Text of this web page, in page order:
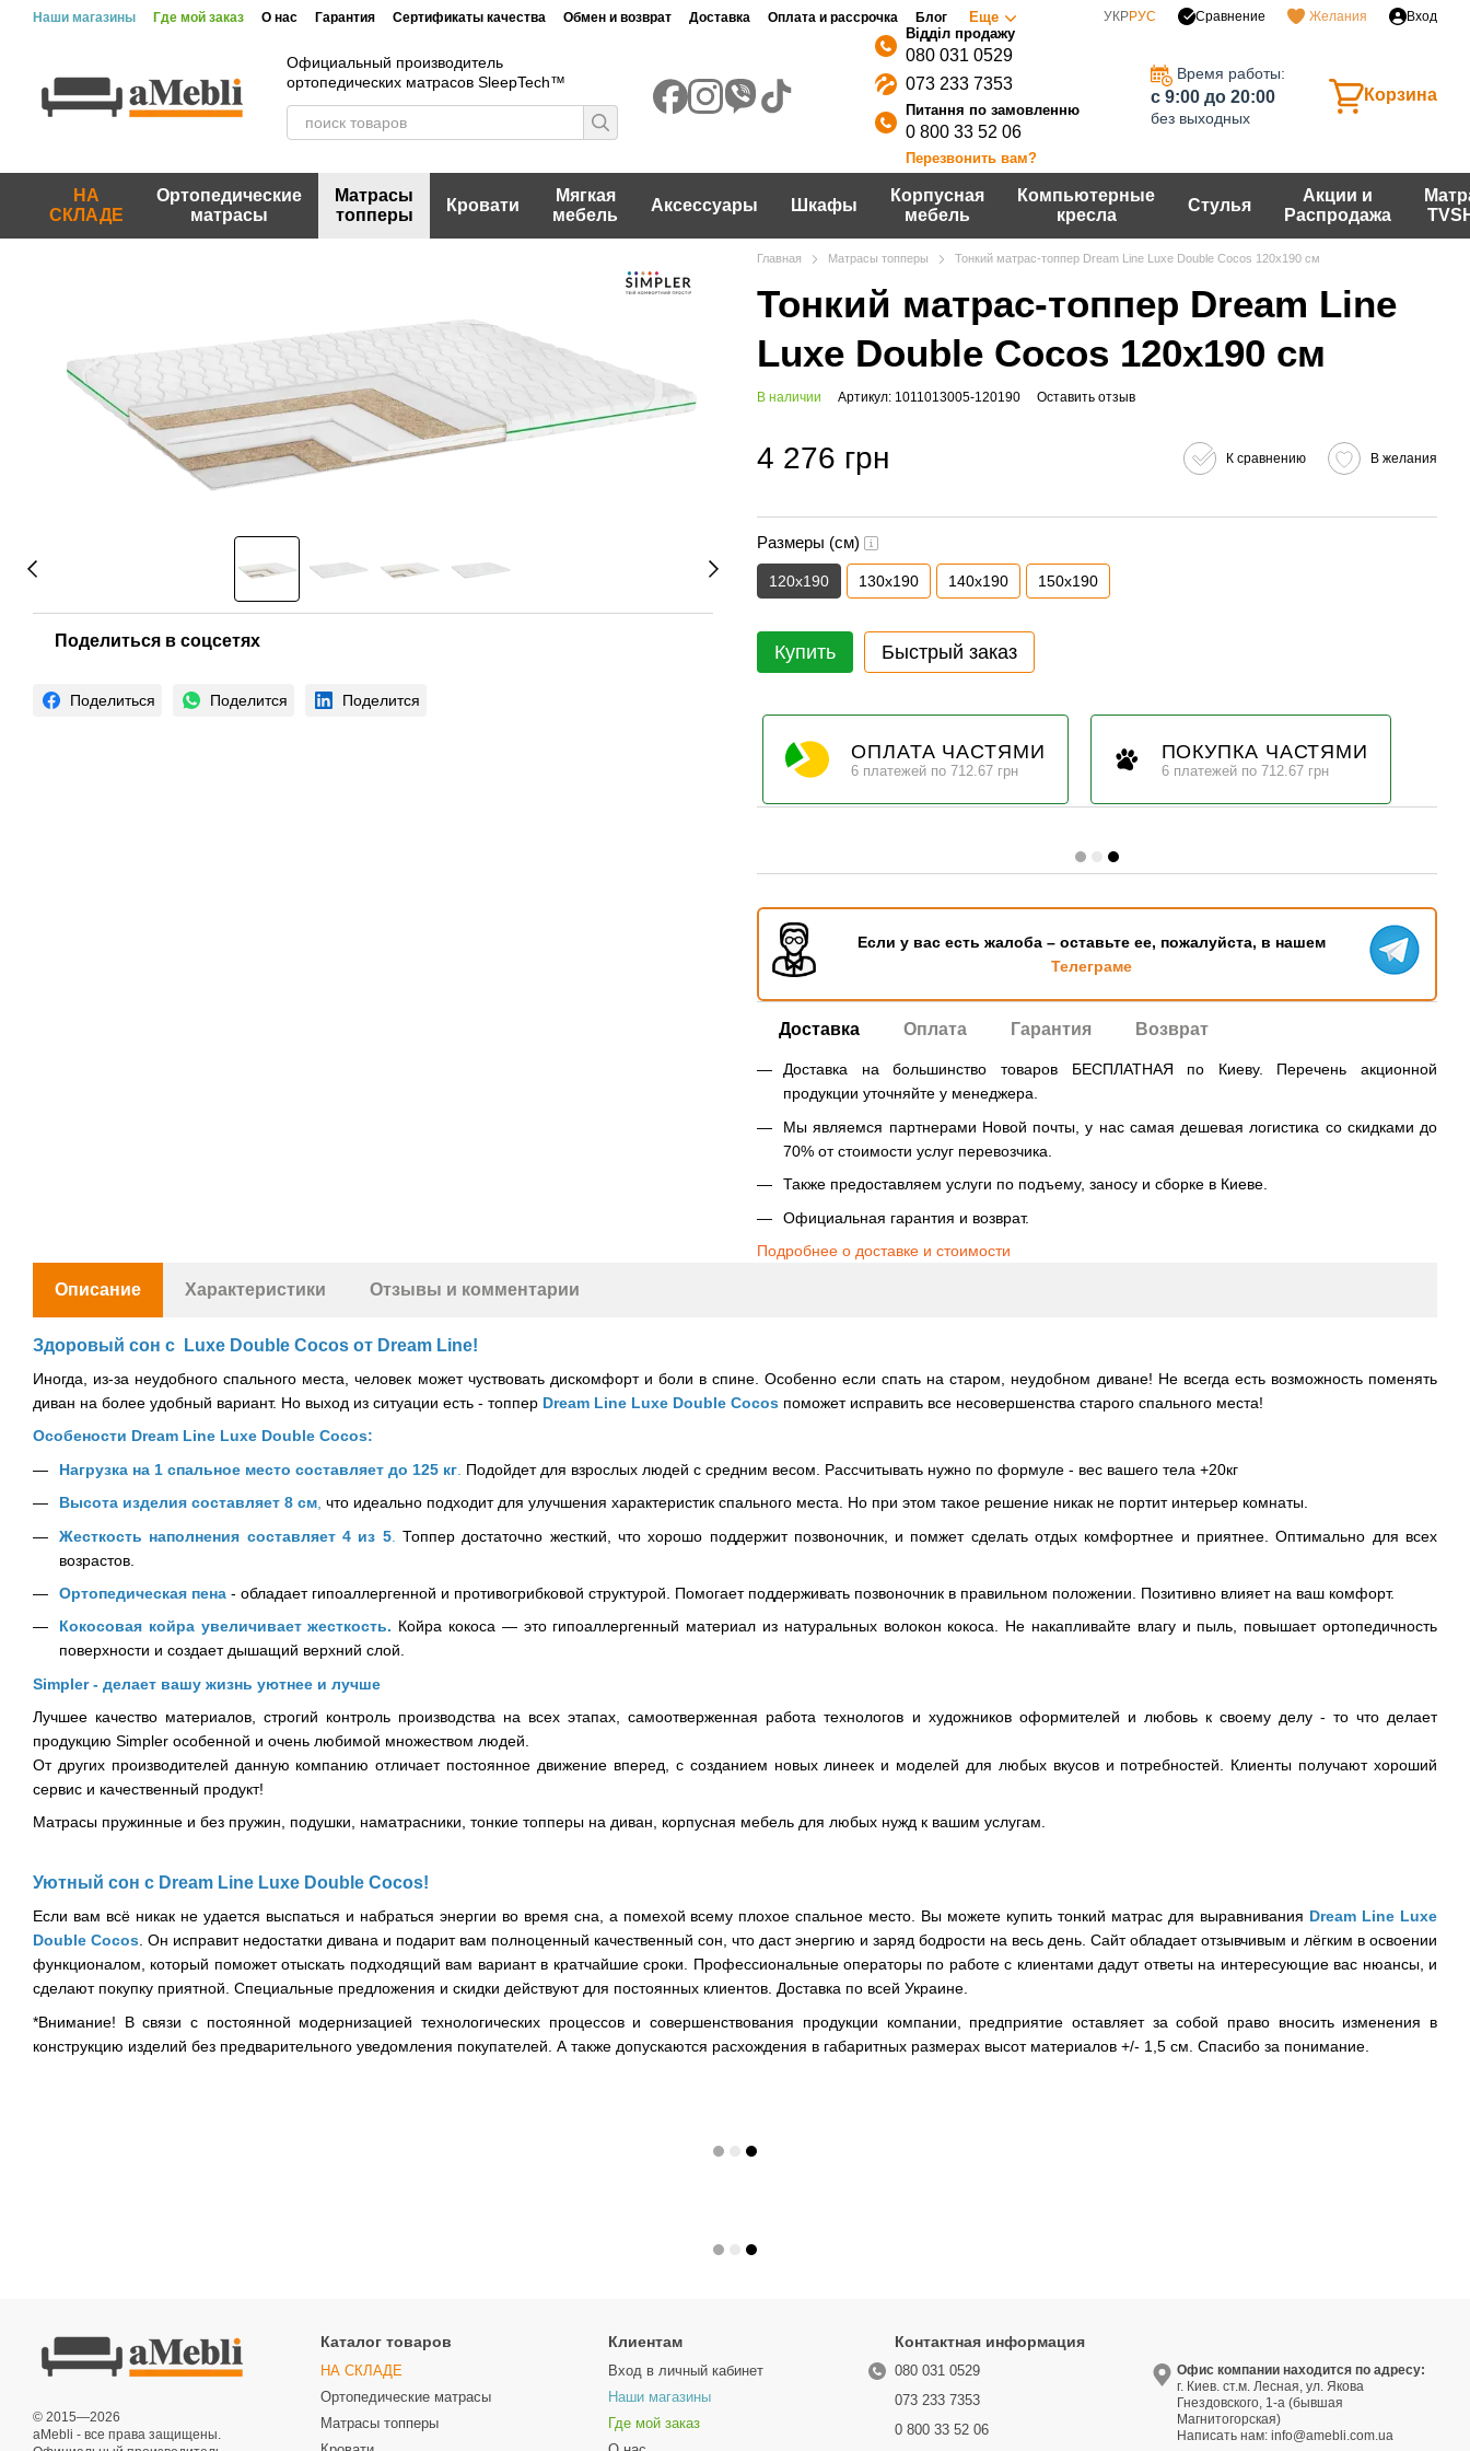
Перейти к основному контенту
Наши магазины Где мой заказ О нас Гарантия Сертификаты качества Обмен и возврат Доставка Оплата и рассрочка Блог Еще УКРРУС Сравнение Желания Вход
Официальный производитель
ортопедических матрасов SleepTech™
080 031 0529
073 233 7353
0 800 33 52 06
Перезвонить вам?
Время работы:
c 9:00 до 20:00
без выходных
Корзина
НА
СКЛАДЕ
Ортопедические
матрасы
Матрасы
топперы
Кровати
Мягкая
мебель
Аксессуары Шкафы
Корпусная
мебель
Компьютерные
кресла
Стулья
Акции и
Распродажа
Поделиться в соцсетях
Поделиться Поделится Поделится
Главная Матрасы топперы Тонкий матрас-топпер Dream Line Luxe Double Cocos 120х190 см
Тонкий матрас-топпер Dream Line
Luxe Double Cocos 120х190 см
В наличии Артикул: 1011013005-120190 Оставить отзыв
4 276 грн К сравнению В желания
Размеры (см)
120х190 130х190 140х190 150х190
Купить Быстрый заказ
ОПЛАТА ЧАСТЯМИ
6 платежей по 712.67 грн
ПОКУПКА ЧАСТЯМИ
6 платежей по 712.67 грн
Если у вас есть жалоба – оставьте ее, пожалуйста, в нашем
Телеграме
Доставка Оплата Гарантия Возврат
Доставка на большинство товаров БЕСПЛАТНАЯ по Киеву. Перечень акционной
продукции уточняйте у менеджера.
Мы являемся партнерами Новой почты, у нас самая дешевая логистика со скидками до
70% от стоимости услуг перевозчика.
Также предоставляем услуги по подъему, заносу и сборке в Киеве.
Официальная гарантия и возврат.
Подробнее о доставке и стоимости
Описание Характеристики Отзывы и комментарии
Здоровый сон с Luxe Double Cocos от Dream Line!
Иногда, из-за неудобного спального места, человек может чуствовать дискомфорт и боли в спине. Особенно если спать на старом, неудобном диване! Не всегда есть возможность поменять
диван на более удобный вариант. Но выход из ситуации есть - топпер Dream Line Luxe Double Cocos поможет исправить все несовершенства старого спального места!
Особености Dream Line Luxe Double Cocos:
Нагрузка на 1 спальное место составляет до 125 кг Подойдет для взрослых людей с средним весом. Рассчитывать нужно по формуле - вес вашего тела +20кг
Высота изделия составляет 8 см что идеально подходит для улучшения характеристик спального места. Но при этом такое решение никак не портит интерьер комнаты.
Жесткость наполнения составляет 4 из 5.
Топпер достаточно жесткий, что хорошо поддержит позвоночник, и помжет сделать отдых комфортнее и приятнее. Оптимально для всех
возрастов.
Ортопедическая пена - обладает гипоаллергенной и противогрибковой структурой. Помогает поддерживать позвоночник в правильном положении. Позитивно влияет на ваш комфорт.
Кокосовая койра увеличивает жесткость. Койра кокоса — это гипоаллергенный материал из натуральных волокон кокоса. Не накапливайте влагу и пыль, повышает ортопедичность
поверхности и создает дышащий верхний слой.
Simpler - делает вашу жизнь уютнее и лучше
Лучшее качество материалов, строгий контроль производства на всех этапах, самоотверженная работа технологов и художников оформителей и любовь к своему делу - то что делает
продукцию Simpler особенной и очень любимой множеством людей.
От других производителей данную компанию отличает постоянное движение вперед, с созданием новых линеек и моделей для любых вкусов и потребностей. Клиенты получают хороший
сервис и качественный продукт!
Матрасы пружинные и без пружин, подушки, наматрасники, тонкие топперы на диван, корпусная мебель для любых нужд к вашим услугам.
Уютный сон с Dream Line Luxe Double Cocos!
Если вам всё никак не удается выспаться и набраться энергии во время сна, а помехой всему плохое спальное место. Вы можете купить тонкий матрас для выравнивания Dream Line Luxe
Double Cocos. Он исправит недостатки дивана и подарит вам полноценный качественный сон, что даст энергию и заряд бодрости на весь день. Сайт обладает отзывчивым и лёгким в освоении
функционалом, который поможет отыскать подходящий вам вариант в кратчайшие сроки. Профессиональные операторы по работе с клиентами дадут ответы на интересующие вас нюансы, и
сделают покупку приятной. Специальные предложения и скидки действуют для постоянных клиентов. Доставка по всей Украине.
*Внимание! В связи с постоянной модернизацией технологических процессов и совершенствования продукции компании, предприятие оставляет за собой право вносить изменения в
конструкцию изделий без предварительного уведомления покупателей. А также допускаются расхождения в габаритных размерах высот материалов +/- 1,5 см. Спасибо за понимание.
© 2015—2026
aMebli - все права защищены.
Каталог товаров
НА СКЛАДЕ
Ортопедические матрасы
Матрасы топперы
Клиентам
Вход в личный кабинет
Наши магазины
Где мой заказ
Контактная информация
080 031 0529
073 233 7353
0 800 33 52 06
Офис компании находится по адресу:
г. Киев. ст.м. Лесная, ул. Якова
Гнездовского, 1-а (бывшая
Магнитогорская)
Написать нам:info@amebli.com.ua